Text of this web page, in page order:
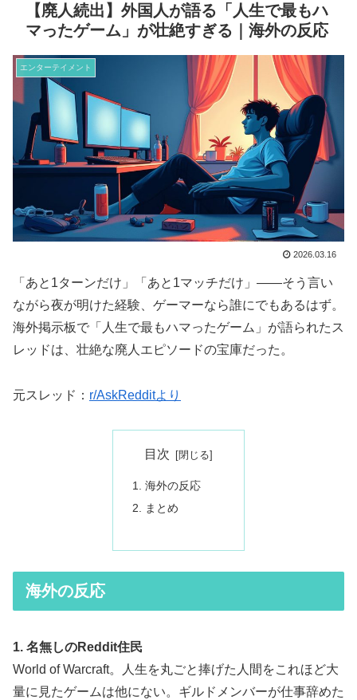
【廃人続出】外国人が語る「人生で最もハ
マったゲーム」が壮絶すぎる｜海外の反応
エンターテイメント
2026.03.16
「あと1ターンだけ」「あと1マッチだけ」——そう言い
ながら夜が明けた経験、ゲーマーなら誰にでもあるはず。
海外掲示板で「人生で最もハマったゲーム」が語られたス
レッドは、壮絶な廃人エピソードの宝庫だった。
元スレッド： r/AskRedditより
目次
海外の反応
まとめ
海外の反応
1. 名無しのReddit住民
World of Warcraft。人生を丸ごと捧げた人間をこれほど大
量に見たゲームは他にない。ギルドメンバーが仕事辞めた